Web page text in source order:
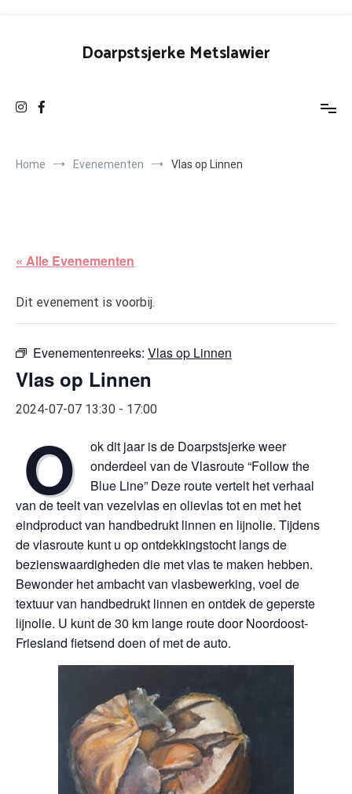
Doarpstsjerke Metslawier
Home Evenementen Vlas op Linnen
« Alle Evenementen
Dit evenement is voorbij.
Evenementenreeks: Vlas op Linnen
Vlas op Linnen
2024-07-07 13:30 - 17:00
O
ok dit jaar is de Doarpstsjerke weer
onderdeel van de Vlasroute “Follow the
Blue Line” Deze route vertelt het verhaal
van de teelt van vezelvlas en olievlas tot en met het
eindproduct van handbedrukt linnen en lijnolie. Tijdens
de vlasroute kunt u op ontdekkingstocht langs de
bezienswaardigheden die met vlas te maken hebben.
Bewonder het ambacht van vlasbewerking, voel de
textuur van handbedrukt linnen en ontdek de geperste
lijnolie. U kunt de 30 km lange route door Noordoost-
Friesland fietsend doen of met de auto.